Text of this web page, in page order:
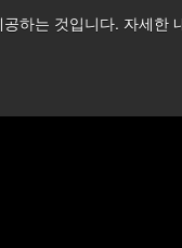
하는 것입니다. 자세한
다. 더 읽어보기 →